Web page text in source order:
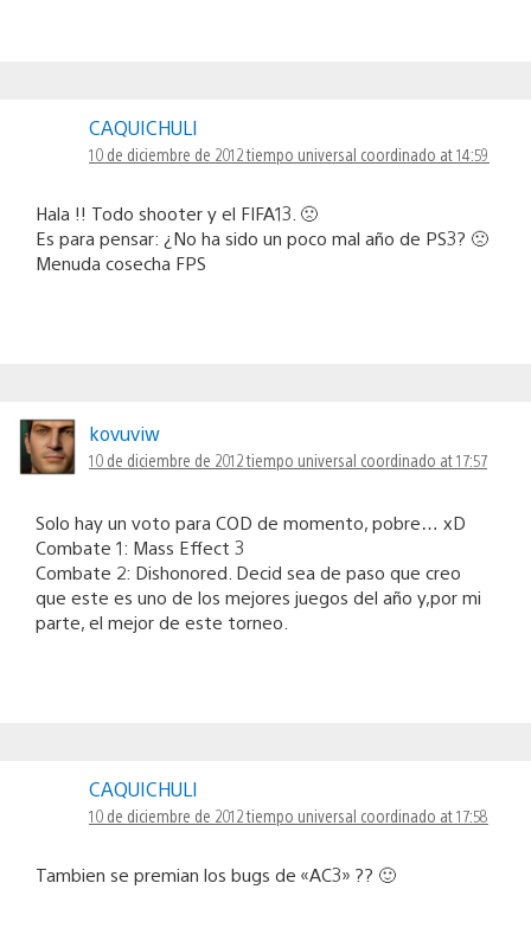
CAQUICHULI
10 de diciembre de 2012 tiempo universal coordinado at 14:59
Hala !! Todo shooter y el FIFA13. 🙁
Es para pensar: ¿No ha sido un poco mal año de PS3? 🙁
Menuda cosecha FPS
kovuviw
10 de diciembre de 2012 tiempo universal coordinado at 17:57
Solo hay un voto para COD de momento, pobre… xD
Combate 1: Mass Effect 3
Combate 2: Dishonored. Decid sea de paso que creo
que este es uno de los mejores juegos del año y,por mi
parte, el mejor de este torneo.
CAQUICHULI
10 de diciembre de 2012 tiempo universal coordinado at 17:58
Tambien se premian los bugs de «AC3» ?? 🙂